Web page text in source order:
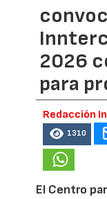
2026
para
Redacción
1310
El Centro